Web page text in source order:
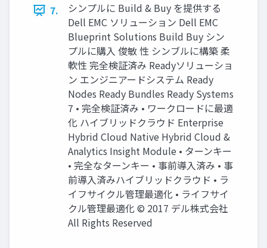
7.
シンプルに Build & Buy を提供する
Dell EMC ソリューション Dell EMC
Blueprint Solutions Build Buy シン
プルに購入 俊敏 性 シンブルに構築 柔
軟性 完全検証済み Readyソリューショ
ン エンジニアードシステム Ready
Nodes Ready Bundles Ready Systems
7 • 完全検証済み • ワークロードに最適
化 ハイブリッドクラウド Enterprise
Hybrid Cloud Native Hybrid Cloud &
Analytics Insight Module • ターンキー
• 完全なターンキー • 事前導入済み • 事
前導入済みハイブリッドクラウド • ラ
イフサイクル管理最適化 • ライフサイ
クル管理最適化 © 2017 デル株式会社
All Rights Reserved